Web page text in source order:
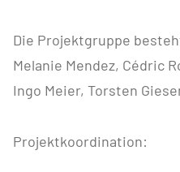
Die Projektgruppe
Melanie Mendez, Cédric
Ingo Meier, Torsten
Projektkoordination: